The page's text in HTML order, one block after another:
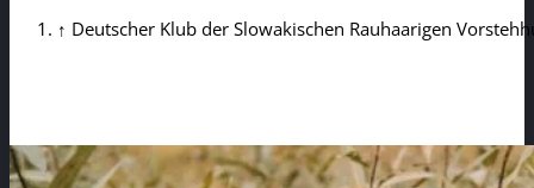
↑ Deutscher Klub der Slowakischen Rauhaarigen